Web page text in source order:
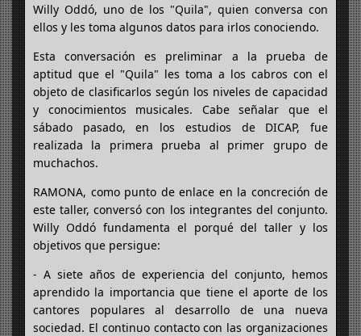
Willy Oddó, uno de los "Quila", quien conversa con
ellos y les toma algunos datos para irlos conociendo.
Esta conversación es preliminar a la prueba de
aptitud que el "Quila" les toma a los cabros con el
objeto de clasificarlos según los niveles de capacidad
y conocimientos musicales. Cabe señalar que el
sábado pasado, en los estudios de DICAP, fue
realizada la primera prueba al primer grupo de
muchachos.
RAMONA, como punto de enlace en la concreción de
este taller, conversó con los integrantes del conjunto.
Willy Oddó fundamenta el porqué del taller y los
objetivos que persigue:
- A siete años de experiencia del conjunto, hemos
aprendido la importancia que tiene el aporte de los
cantores populares al desarrollo de una nueva
sociedad. El continuo contacto con las organizaciones